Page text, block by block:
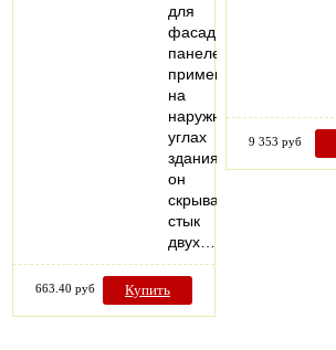
для
фасадных
панелей
применяется
на
наружных
углах
здания,
он
скрывает
стык
двух…
663.40 руб Купить
9 353 руб